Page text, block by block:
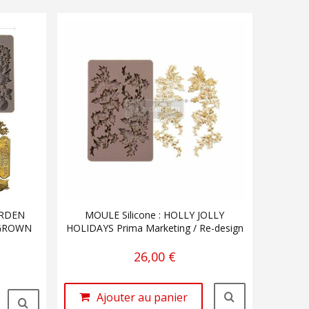
MOULE Silicone : HOLLY JOLLY
HOLIDAYS Prima Marketing / Re-design
26,00 €
Ajouter au panier